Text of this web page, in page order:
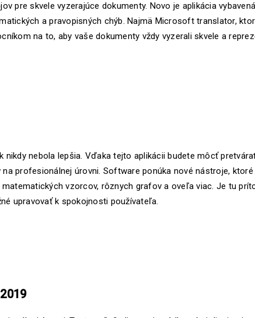
pre skvele vyzerajúce dokumenty. Novo je aplikácia
a pravopisných chýb. Najmä Microsoft translator,
na to, aby vaše dokumenty vždy vyzerali skvele a
nikdy nebola lepšia. Vďaka tejto aplikácii budete môcť
profesionálnej úrovni. Software ponúka nové nástroje,
vzorcov, rôznych grafov a oveľa viac. Je tu
upravovať k spokojnosti používateľa.